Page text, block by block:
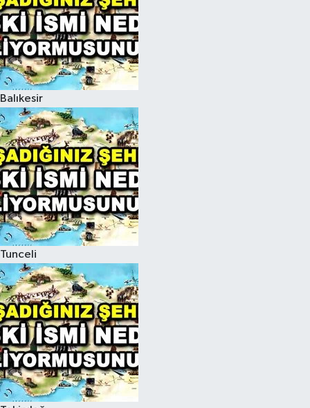
Balıkesir
Tunceli